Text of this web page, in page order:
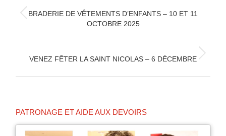
ARTICLE
Article
BRADERIE DE VÊTEMENTS D’ENFANTS – 10 ET 11
OCTOBRE 2025
Article
VENEZ FÊTER LA SAINT NICOLAS – 6 DÉCEMBRE
PATRONAGE ET AIDE AUX DEVOIRS